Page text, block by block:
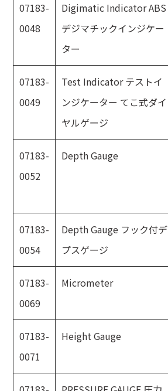
07183-
0048
Digimatic Indicator ABS
デジマチックインジケー
ター
07183-
0049
Test Indicator テストイ
ンジケーター てこ式ダイ
ヤルゲージ
07183-
0052
Depth Gauge
07183-
0054
Depth Gauge フック付デ
プスゲージ
07183-
0069
Micrometer
07183-
0071
Height Gauge